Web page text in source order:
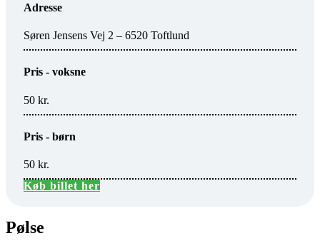
Adresse
Søren Jensens Vej 2 – 6520 Toftlund
Pris - voksne
50 kr.
Pris - børn
50 kr.
Køb billet her
Pølse